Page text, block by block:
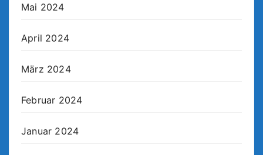
Mai 2024
April 2024
März 2024
Februar 2024
Januar 2024